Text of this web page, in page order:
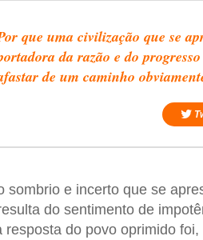
que uma civilização que se
da razão e do
de um caminho
sombrio e incerto que se
do sentimento de
resposta do povo oprimido